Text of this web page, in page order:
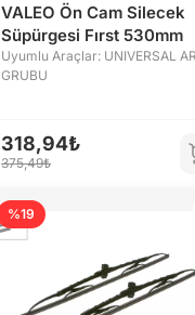
VALEO Ön Cam Silecek
Süpürgesi Fırst 530mm
Uyumlu Araçlar: UNIVERSAL
GRUBU
318,94₺
375,49₺
%19